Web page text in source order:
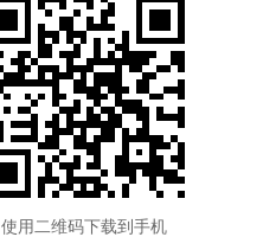
使用二维码下载到手机